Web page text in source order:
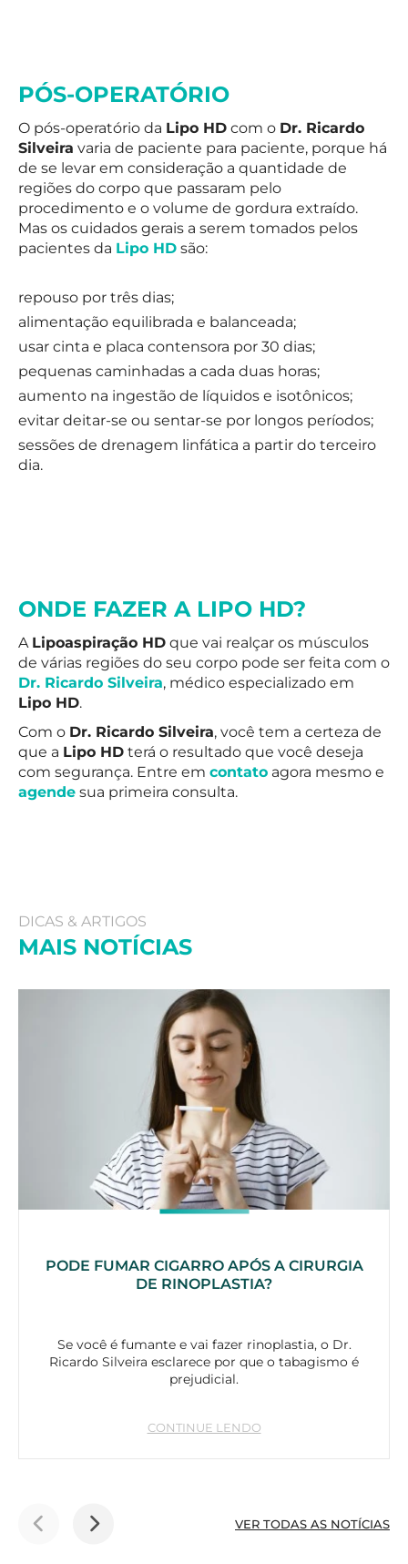
PÓS-OPERATÓRIO
O pós-operatório da Lipo HD com o Dr. Ricardo
Silveira varia de paciente para paciente, porque há
de se levar em consideração a quantidade de
regiões do corpo que passaram pelo
procedimento e o volume de gordura extraído.
Mas os cuidados gerais a serem tomados pelos
pacientes da Lipo HD são:
repouso por três dias;
alimentação equilibrada e balanceada;
usar cinta e placa contensora por 30 dias;
pequenas caminhadas a cada duas horas;
aumento na ingestão de líquidos e isotônicos;
evitar deitar-se ou sentar-se por longos períodos;
sessões de drenagem linfática a partir do terceiro
dia.
ONDE FAZER A LIPO HD?
A Lipoaspiração HD que vai realçar os músculos
de várias regiões do seu corpo pode ser feita com o
Dr. Ricardo Silveira, médico especializado em
Lipo HD.
Com o Dr. Ricardo Silveira, você tem a certeza de
que a Lipo HD terá o resultado que você deseja
com segurança. Entre em contato agora mesmo e
agende sua primeira consulta.
DICAS & ARTIGOS
MAIS NOTÍCIAS
PODE FUMAR CIGARRO APÓS A CIRURGIA
DE RINOPLASTIA?
Se você é fumante e vai fazer rinoplastia, o Dr.
Ricardo Silveira esclarece por que o tabagismo é
prejudicial.
CONTINUE LENDO
VER TODAS AS NOTÍCIAS